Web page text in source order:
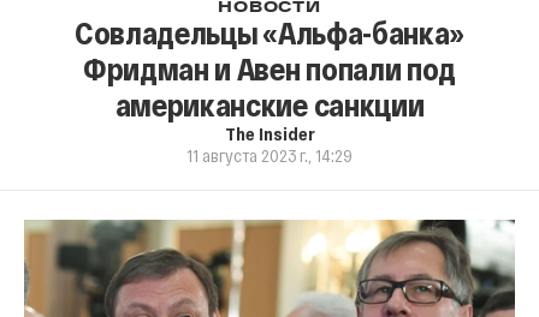
НОВОСТИ
Совладельцы «Альфа-банка»
Фридман и Авен попали под
американские санкции
The Insider
11 августа 2023 г., 14:29